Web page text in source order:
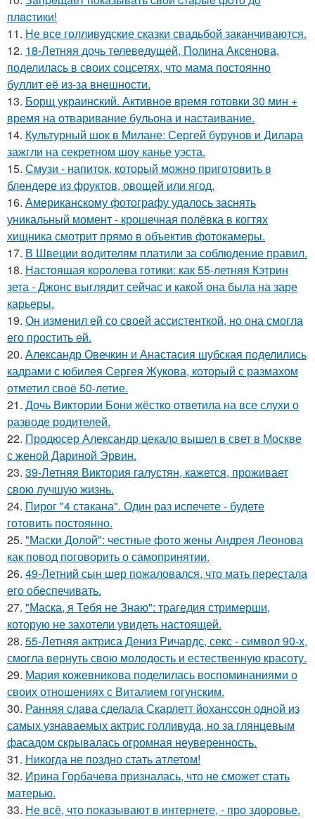
плacтики!
11. Не все голливудские сказки свадьбой заканчиваются.
12. 18-Летняя дочь телеведущей, Полина Аксенова,
поделилась в своих соцсетях, что мама постоянно
буллит её из-за внешности.
13. Борщ украинский. Активное время готовки 30 мин +
время на отваривание бульона и настаивание.
14. Культурный шок в Милане: Сергей бурунов и Дилара
зажгли на секретном шоу канье уэста.
15. Смузи - напиток, который можно приготовить в
блендере из фруктов, овощей или ягод.
16. Американскому фотографу удалось заснять
уникальный момент - крошечная полёвка в когтях
хищника смотрит прямо в объектив фотокамеры.
17. В Швеции водителям платили за соблюдение правил.
18. Настоящая королева готики: как 55-летняя Кэтрин
зета - Джонс выглядит сейчас и какой она была на заре
карьеры.
19. Он изменил ей со своей ассистенткой, но она смогла
его простить ей.
20. Александр Овечкин и Анастасия шубская поделились
кадрами с юбилея Сергея Жукова, который с размахом
отметил своё 50-летие.
21. Дочь Виктории Бони жёстко ответила на все слухи о
разводе родителей.
22. Продюсер Александр цекало вышел в свет в Москве
с женой Дариной Эрвин.
23. 39-Летняя Виктория галустян, кажется, проживает
свою лучшую жизнь.
24. Пирог "4 стaкана". Один раз испечете - будете
готовить постоянно.
25. "Маски Долой": честные фото жены Андрея Леонова
как повод поговорить о самопринятии.
26. 49-Летний сын шер пожаловался, что мать перестала
его обеспечивать.
27. "Маска, я Тебя не Знаю": трагедия стримерши,
которую не захотели увидеть настоящей.
28. 55-Летняя актриса Дениз Ричардс, секс - символ 90-х,
смогла вернуть свою молодость и естественную красоту.
29. Мария кожевникова поделилась воспоминаниями о
своих отношениях с Виталием гогунским.
30. Ранняя слава сделала Скарлетт йоханссон одной из
самых узнаваемых актрис голливуда, но за глянцевым
фасадом скрывалась огромная неуверенность.
31. Никогда не поздно стать атлетом!
32. Ирина Горбачева призналась, что не сможет стать
матерью.
33. Не всё, что показывают в интернете, - про здоровье.